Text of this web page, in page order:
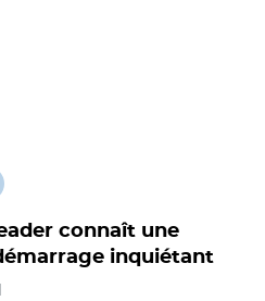
connaît une
inquiétant